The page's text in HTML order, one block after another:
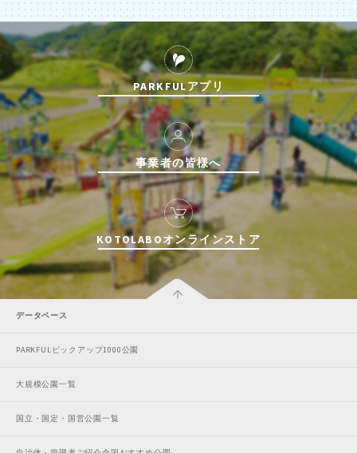
PARKFULアプリ
事業者の皆様へ
KOTOLABOオンラインストア
データベース
PARKFULピックアップ1000公園
大規模公園一覧
国立・国定・国営公園一覧